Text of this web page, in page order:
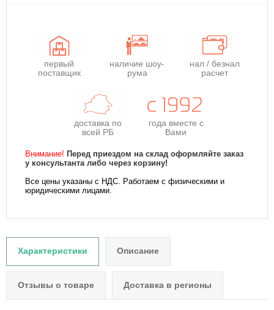
первый
поставщик
наличие шоу-
рума
нал / безнал
расчет
доставка по
всей РБ
года вместе с
Вами
Внимание! Перед приездом на склад оформляйте заказ
у консультанта либо через корзину!
Все цены указаны с НДС. Работаем с физическими и
юридическими лицами.
Характеристики Описание
Отзывы о товаре Доставка в регионы